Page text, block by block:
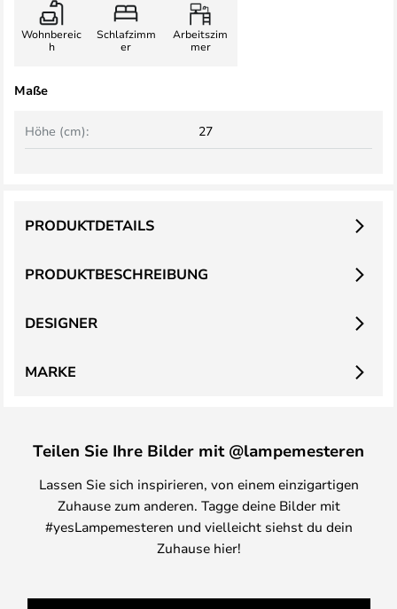
Wohnbereic
h
Schlafzimm
er
Arbeitszim
mer
Maße
Höhe (cm): 27
PRODUKTBESCHREIBUNG
PRODUKTDETAILS
DESIGNER
MARKE
Teilen Sie Ihre Bilder mit @lampemesteren
Lassen Sie sich inspirieren, von einem einzigartigen
Zuhause zum anderen. Tagge deine Bilder mit
#yesLampemesteren und vielleicht siehst du dein
Zuhause hier!